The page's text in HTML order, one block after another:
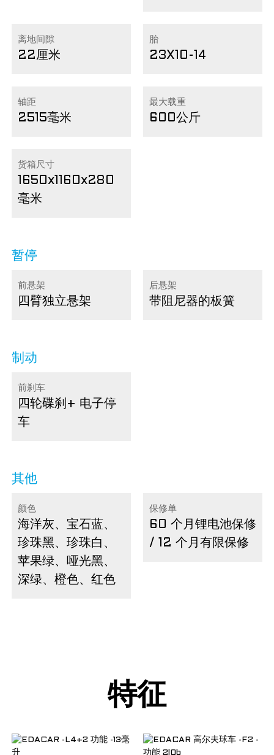
离地间隙
22厘米
胎
23X10-14
轴距
2515毫米
最大载重
600公斤
货箱尺寸
1650x1160x280
毫米
暂停
前悬架
四臂独立悬架
后悬架
带阻尼器的板簧
制动
前刹车
四轮碟刹 + 电子停
车
其他
颜色
海洋灰、宝石蓝、
珍珠黑、珍珠白、
苹果绿、哑光黑、
深绿、橙色、红色
保修单
60 个月锂电池保修
/ 12 个月有限保修
特征